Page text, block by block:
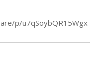
p/u7qSoybQR15Wgx